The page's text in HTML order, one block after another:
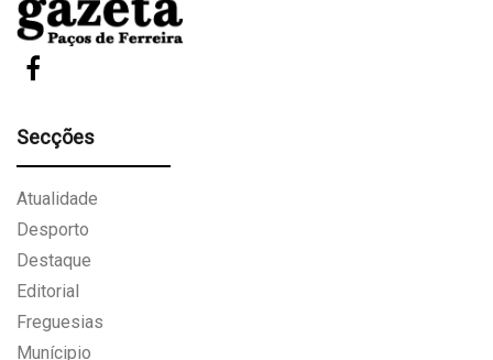
Secções
Atualidade
Desporto
Destaque
Editorial
Freguesias
Munícipio